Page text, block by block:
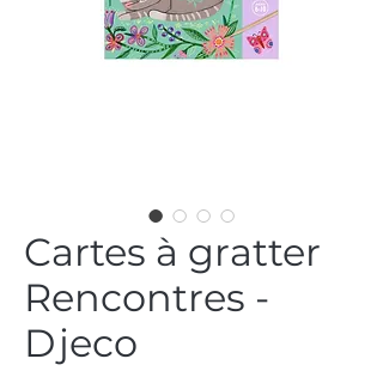
Cartes à gratter
Rencontres -
Djeco